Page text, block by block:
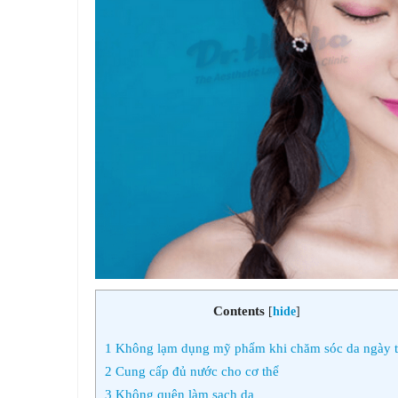
Contents [hide]
1 Không lạm dụng mỹ phẩm khi chăm sóc da ngày
2 Cung cấp đủ nước cho cơ thể
3 Không quên làm sạch da